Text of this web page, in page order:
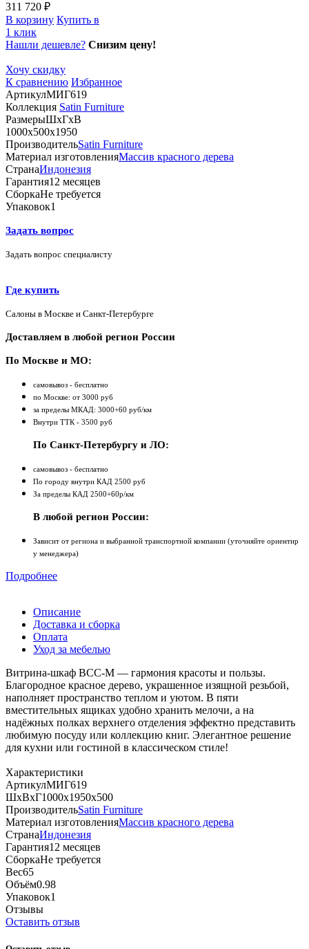
311 720 ₽
В корзину Купить в
1 клик
Нашли дешевле? Снизим цену!
Хочу скидку
К сравнению Избранное
АртикулМИГ619
Коллекция Satin Furniture
РазмерыШхГхВ
1000х500х1950
ПроизводительSatin Furniture
Материал изготовленияМассив красного дерева
СтранаИндонезия
Гарантия12 месяцев
СборкаНе требуется
Упаковок1
Задать вопрос
Задать вопрос специалисту
Где купить
Салоны в Москве и Санкт-Петербурге
Доставляем в любой регион России
По Москве и МО:
самовывоз - бесплатно
по Москве: от 3000 руб
за пределы МКАД: 3000+60 руб/км
Внутри ТТК - 3500 руб
По Санкт-Петербургу и ЛО:
самовывоз - бесплатно
По городу внутри КАД 2500 руб
За пределы КАД 2500+60р/км
В любой регион России:
Зависит от региона и выбранной транспортной компании (уточняйте ориентир
у менеджера)
Подробнее
Описание
Доставка и сборка
Оплата
Уход за мебелью
Витрина‑шкаф BCC‑M — гармония красоты и пользы.
Благородное красное дерево, украшенное изящной резьбой,
наполняет пространство теплом и уютом. В пяти
вместительных ящиках удобно хранить мелочи, а на
надёжных полках верхнего отделения эффектно представить
любимую посуду или коллекцию книг. Элегантное решение
для кухни или гостиной в классическом стиле!
Характеристики
АртикулМИГ619
ШхВхГ1000х1950х500
ПроизводительSatin Furniture
Материал изготовленияМассив красного дерева
СтранаИндонезия
Гарантия12 месяцев
СборкаНе требуется
Вес65
Объём0.98
Упаковок1
Отзывы
Оставить отзыв